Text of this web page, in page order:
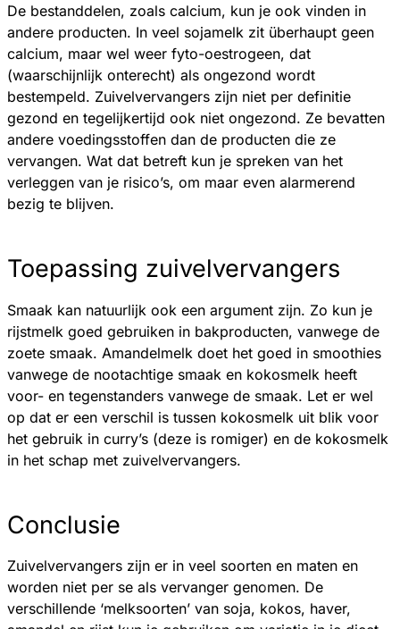
De bestanddelen, zoals calcium, kun je ook vinden in
andere producten. In veel sojamelk zit überhaupt geen
calcium, maar wel weer fyto-oestrogeen, dat
(waarschijnlijk onterecht) als ongezond wordt
bestempeld. Zuivelvervangers zijn niet per definitie
gezond en tegelijkertijd ook niet ongezond. Ze bevatten
andere voedingsstoffen dan de producten die ze
vervangen. Wat dat betreft kun je spreken van het
verleggen van je risico’s, om maar even alarmerend
bezig te blijven.
Toepassing zuivelvervangers
Smaak kan natuurlijk ook een argument zijn. Zo kun je
rijstmelk goed gebruiken in bakproducten, vanwege de
zoete smaak. Amandelmelk doet het goed in smoothies
vanwege de nootachtige smaak en kokosmelk heeft
voor- en tegenstanders vanwege de smaak. Let er wel
op dat er een verschil is tussen kokosmelk uit blik voor
het gebruik in curry’s (deze is romiger) en de kokosmelk
in het schap met zuivelvervangers.
Conclusie
Zuivelvervangers zijn er in veel soorten en maten en
worden niet per se als vervanger genomen. De
verschillende ‘melksoorten’ van soja, kokos, haver,